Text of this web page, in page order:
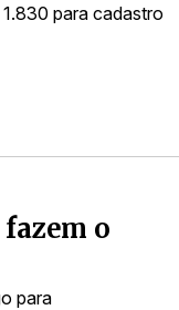
para cadastro
o
para